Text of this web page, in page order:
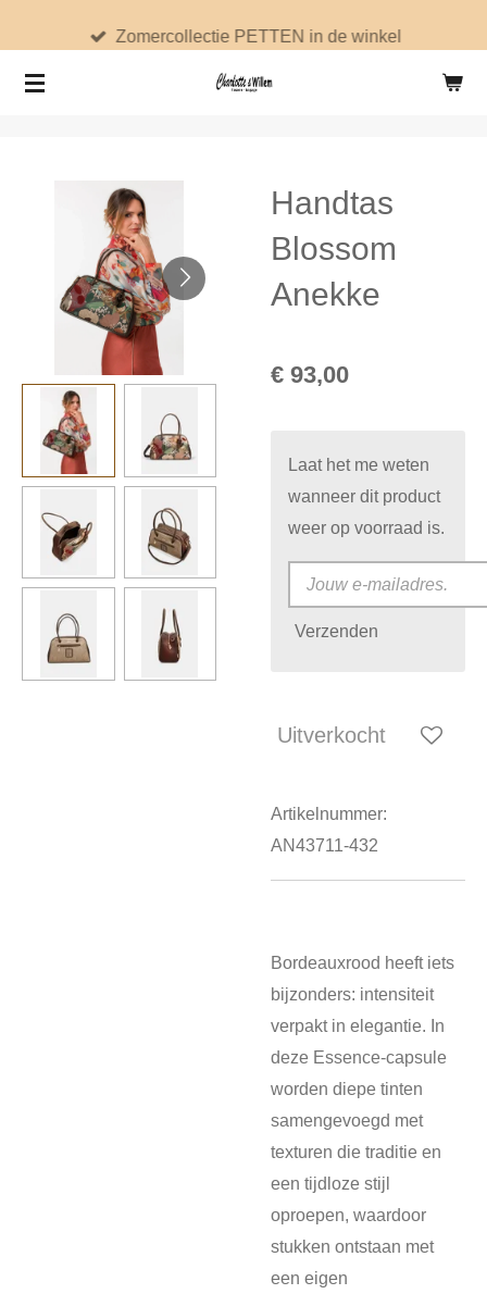
direct
naar
Zomercollectie PETTEN in de winkel
Handtas
Blossom
Anekke
€ 93,00
Laat het me weten
wanneer dit product
weer op voorraad is.
Verzenden
Uitverkocht
Artikelnummer:
AN43711-432
Bordeauxrood heeft iets
bijzonders: intensiteit
verpakt in elegantie. In
deze Essence-capsule
worden diepe tinten
samengevoegd met
texturen die traditie en
een tijdloze stijl
oproepen, waardoor
stukken ontstaan met
een eigen